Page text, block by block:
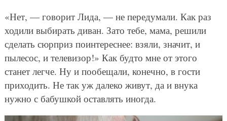
«Нет, — говорит Лида, — не передумали. Как раз
ходили выбирать диван. Зато тебе, мама, решили
сделать сюрприз поинтереснее: взяли, значит, и
пылесос, и телевизор!» Как будто мне от этого
станет легче. Ну и пообещали, конечно, в гости
приходить. Не так уж далеко живут, да и внука
нужно с бабушкой оставлять иногда.